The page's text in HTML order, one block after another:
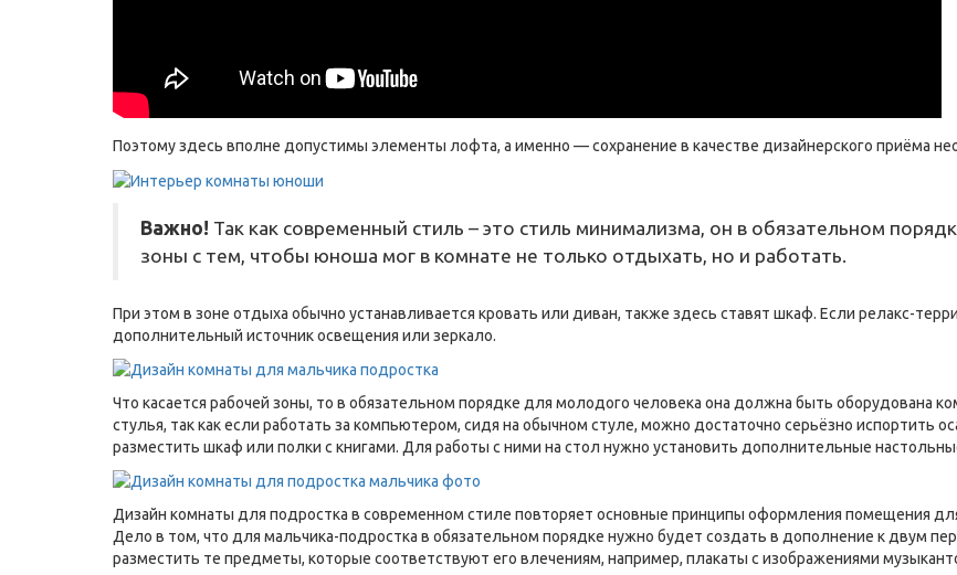
Поэтому здесь вполне допустимы элементы лофта, а именно — сохранение в качестве дизайнерского приёма
Важно! Так как современный стиль – это стиль минимализма, он в обязательном
зоны с тем, чтобы юноша мог в комнате не только отдыхать, но и работать.
При этом в зоне отдыха обычно устанавливается кровать или диван, также здесь ставят шкаф. Если релакс-
дополнительный источник освещения или зеркало.
Что касается рабочей зоны, то в обязательном порядке для молодого человека она должна быть оборудована
стулья, так как если работать за компьютером, сидя на обычном стуле, можно достаточно серьёзно испортить
разместить шкаф или полки с книгами. Для работы с ними на стол нужно установить дополнительные
Дизайн комнаты для подростка в современном стиле повторяет основные принципы оформления помещения
Дело в том, что для мальчика-подростка в обязательном порядке нужно будет создать в дополнение к двум
разместить те предметы, которые соответствуют его влечениям, например, плакаты с изображениями